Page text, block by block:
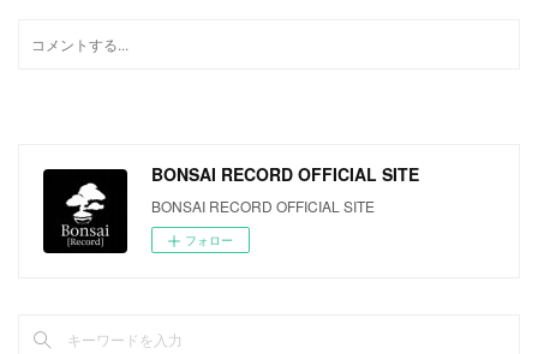
BONSAI RECORD OFFICIAL SITE
BONSAI RECORD OFFICIAL SITE
フォロー